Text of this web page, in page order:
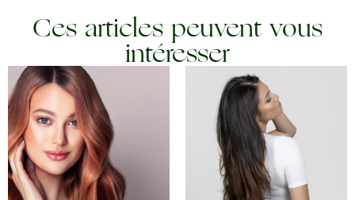
Ces articles peuvent vous
intéresser